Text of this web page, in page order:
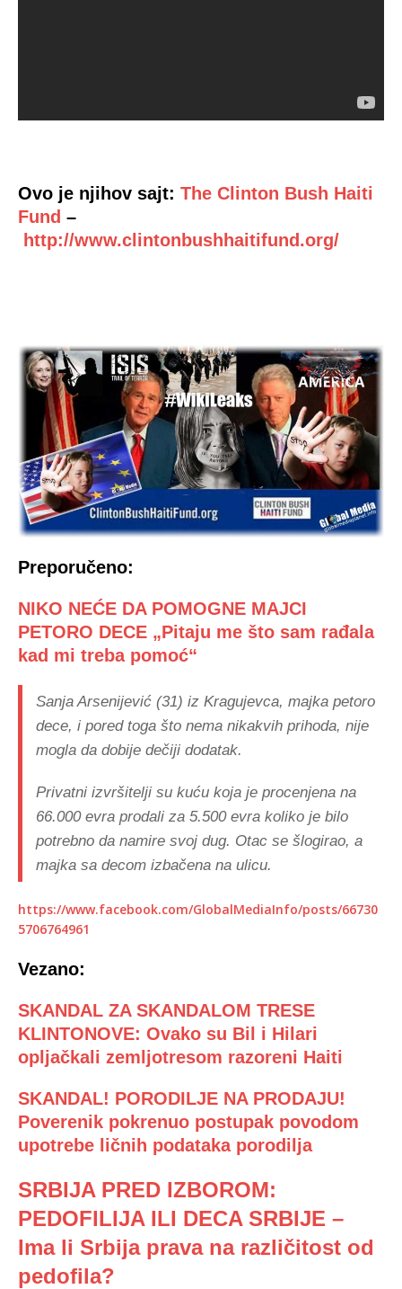
Ovo je njihov sajt: The Clinton Bush Haiti
Fund –
http://www.clintonbushhaitifund.org/
Preporučeno:
NIKO NEĆE DA POMOGNE MAJCI
PETORO DECE „Pitaju me što sam rađala
kad mi treba pomoć“
Sanja Arsenijević (31) iz Kragujevca, majka petoro
dece, i pored toga što nema nikakvih prihoda, nije
mogla da dobije dečiji dodatak.
Privatni izvršitelji su kuću koja je procenjena na
66.000 evra prodali za 5.500 evra koliko je bilo
potrebno da namire svoj dug. Otac se šlogirao, a
majka sa decom izbačena na ulicu.
https://www.facebook.com/GlobalMediaInfo/posts/66730
5706764961
Vezano:
SKANDAL ZA SKANDALOM TRESE
KLINTONOVE: Ovako su Bil i Hilari
opljačkali zemljotresom razoreni Haiti
SKANDAL! PORODILJE NA PRODAJU!
Poverenik pokrenuo postupak povodom
upotrebe ličnih podataka porodilja
SRBIJA PRED IZBOROM:
PEDOFILIJA ILI DECA SRBIJE –
Ima li Srbija prava na različitost od
pedofila?